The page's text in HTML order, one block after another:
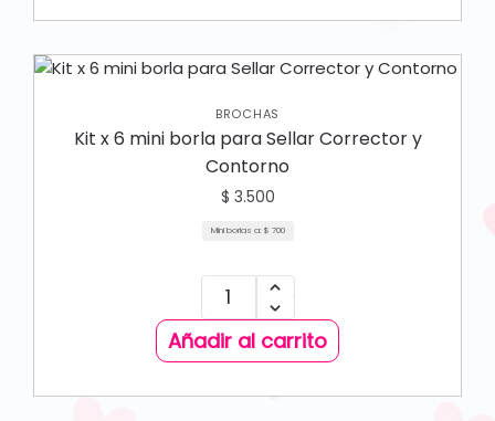
BROCHAS
Kit x 6 mini borla para Sellar Corrector y
Contorno
$ 3.500
Mini borlas a: $ 700
Añadir al carrito